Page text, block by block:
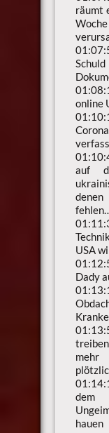
räumt
online
auf
USA
Dady
mehr
dem